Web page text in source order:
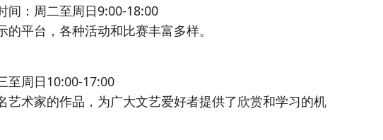
：周二至周日9:00-18:00
平台，各种活动和比赛丰富多样。
周日10:00-17:00
艺术家的作品，为广大文艺爱好者提供了欣赏和学习的机